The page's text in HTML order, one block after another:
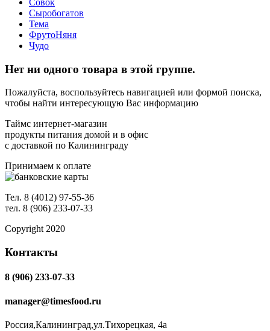
Совок
Сыробогатов
Тема
ФрутоНяня
Чудо
Нет ни одного товара в этой группе.
Пожалуйста, воспользуйтесь навигацией или формой поиска,
чтобы найти интересующую Вас информацию
Таймс интернет-магазин
продукты питания домой и в офис
с доставкой по Калининграду
Принимаем к оплате
Тел. 8 (4012) 97-55-36
тел. 8 (906) 233-07-33
Copyright 2020
Контакты
8 (906) 233-07-33
manager@timesfood.ru
Россия,Калининград,ул.Тихорецкая, 4а